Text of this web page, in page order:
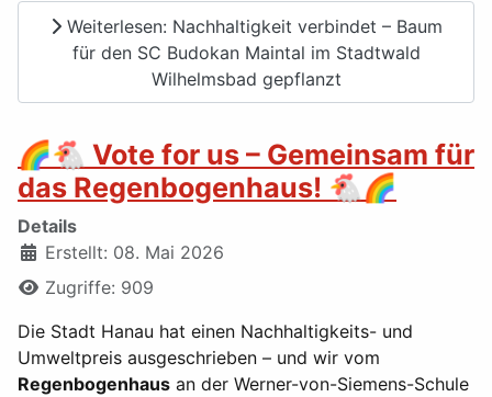
Weiterlesen: Nachhaltigkeit verbindet – Baum
für den SC Budokan Maintal im Stadtwald
Wilhelmsbad gepflanzt
🌈🐔 Vote for us – Gemeinsam für
das Regenbogenhaus! 🐔🌈
Details
Erstellt: 08. Mai 2026
Zugriffe: 909
Die Stadt Hanau hat einen Nachhaltigkeits- und
Umweltpreis ausgeschrieben – und wir vom
Regenbogenhaus an der Werner-von-Siemens-Schule